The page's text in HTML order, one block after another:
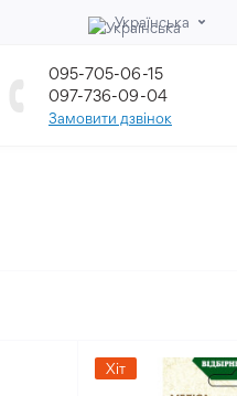
Українська
095-705-06-15
097-736-09-04
Замовити дзвінок
Хіт